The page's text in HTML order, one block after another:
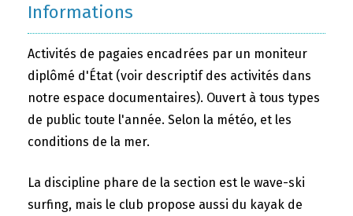
Informations
Activités de pagaies encadrées par un moniteur
diplômé d'État (voir descriptif des activités dans
notre espace documentaires). Ouvert à tous types
de public toute l'année. Selon la météo, et les
conditions de la mer.
La discipline phare de la section est le wave-ski
surfing, mais le club propose aussi du kayak de